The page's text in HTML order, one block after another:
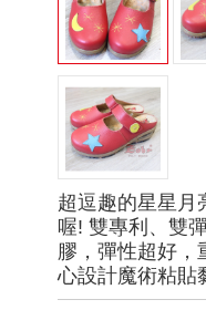
超逗趣的星星月
喔! 雙專利、雙
膠，彈性超好，
心設計魔術粘貼